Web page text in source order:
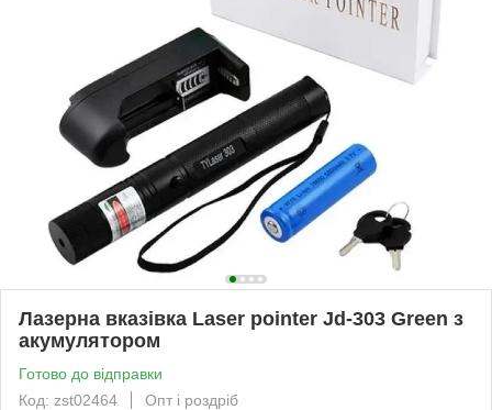
Лазерна вказівка ​​Laser pointer Jd-303 Green з
акумулятором
Готово до відправки
Код: zst02464
Опт і роздріб